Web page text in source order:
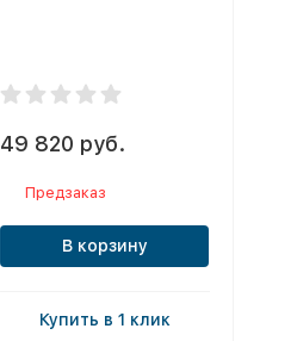
49 820 руб.
Предзаказ
В корзину
Купить в 1 клик